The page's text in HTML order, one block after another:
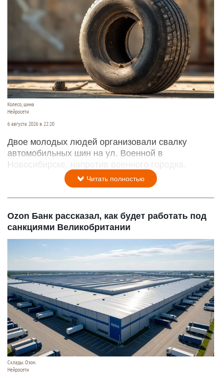
Колесо, шина
Нейросети
6 августа 2026 в 22:20
Двое молодых людей организовали свалку
автомобильных шин на ул. Военной в
Новосибирске, напротив военного городка.
Читать полностью
Ozon Банк рассказал, как будет работать под
санкциями Великобритании
Склады. Озон.
Нейросети